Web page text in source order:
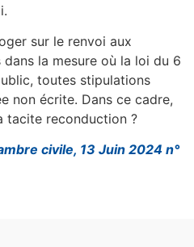
sur le renvoi aux
la mesure où la loi du 6
toutes stipulations
non écrite. Dans ce cadre,
tacite reconduction ?
civile, 13 Juin 2024 n°